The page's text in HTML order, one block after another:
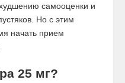
самооценки и
Но с этим
начать прием
25 мг?